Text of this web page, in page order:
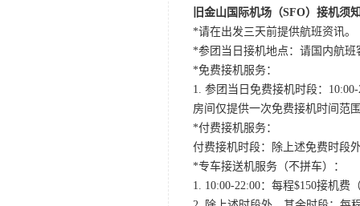
旧金山国际机场（SFO）接机须
*请在出发三天前提供航班资讯。
*参团当日接机地点：请国内航班
*免费接机服务：
1. 参团当日免费接机时段：
房间仅提供一次免费接机时间范
*付费接机服务：
付费接机时段：除上述免费时段
*专车接送机服务（不拼车）：
1. 10:00-22:00：每程$150接机